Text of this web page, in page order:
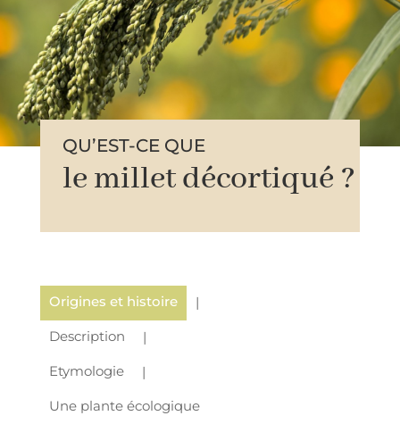
QU’EST-CE QUE
le millet décortiqué ?
Origines et histoire
Description
Etymologie
Une plante écologique